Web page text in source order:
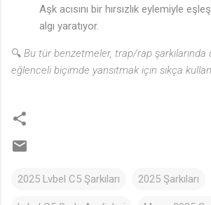
Aşk acısını bir hırsızlık eylemiyle
algı yaratıyor.
🔍 Bu tür benzetmeler, trap/rap şarkılarında
eğlenceli biçimde yansıtmak için sıkça
2025 Lvbel C5 Şarkıları 2025 Şarkıları